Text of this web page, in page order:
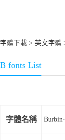
字體下載 > 英文字體
B fonts List
字體名稱